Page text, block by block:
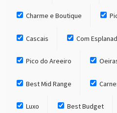
Charme e Boutique
Cascais Com
Pico do Areeiro
Best Mid Range
Luxo Best Budget